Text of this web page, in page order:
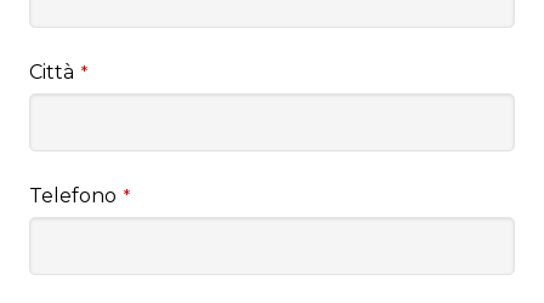
Città *
Telefono *